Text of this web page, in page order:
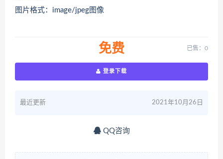
图片格式：image/jpeg图像
免费 已售：0
登录下载
最近更新 2021年10月26日
QQ咨询